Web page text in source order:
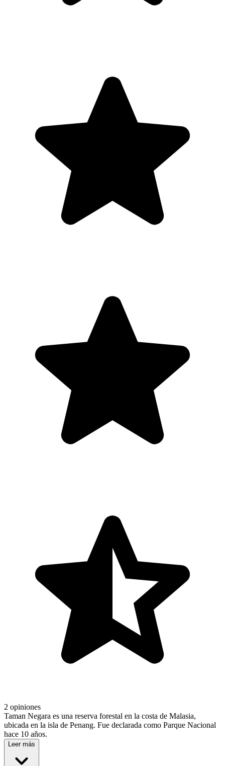
2 opiniones
Taman Negara es una reserva forestal en la costa de Malasia,
ubicada en la isla de Penang. Fue declarada como Parque Nacional
hace 10 años.
Leer más